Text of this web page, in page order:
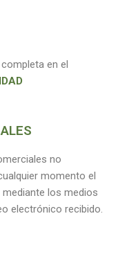
en el
no
momento el
los medios
electrónico recibido.